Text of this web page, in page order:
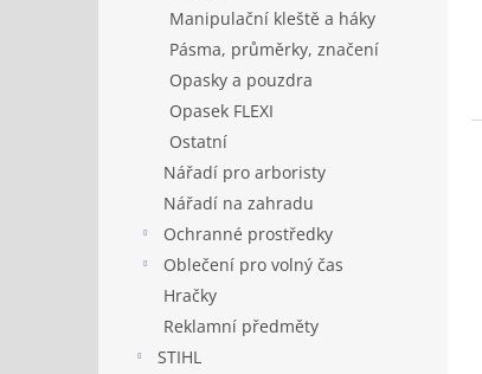
Manipulační kleště a háky
Pásma, průměrky, značení
Opasky a pouzdra
Opasek FLEXI
Ostatní
Nářadí pro arboristy
Nářadí na zahradu
Ochranné prostředky
Oblečení pro volný čas
Hračky
Reklamní předměty
STIHL